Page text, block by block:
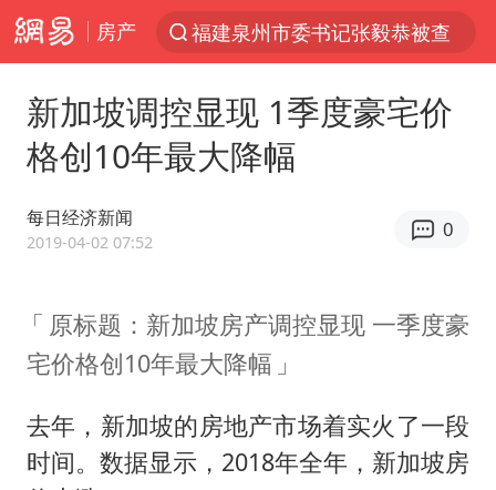
房产
福建泉州市委书记张毅恭被查
U17国足点球大战淘汰河床晋级决赛
东航：国内客票提前14天免费退改
日本试射“战斧”导弹，国防部回应
百花奖开幕式 刘浩存独舞
台风白海豚中心风力增强
广东雷州通报特教老师招聘违规事件
新加坡调控显现 1季度豪宅价
格创10年最大降幅
每日经济新闻
2019-04-02 07:52
0
原标题：新加坡房产调控显现 一季度豪
宅价格创10年最大降幅
去年，新加坡的房地产市场着实火了一段
时间。数据显示，2018年全年，新加坡房